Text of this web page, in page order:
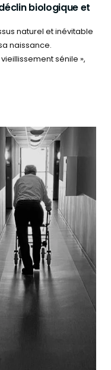
biologique et
naturel et inévitable
naissance.
sénile »,